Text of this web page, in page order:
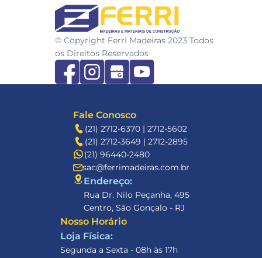
FERRI
© Copyright Ferri Madeiras 2023 Todos
os Direitos Reservados
Fale Conosco
(21) 2712-6370 | 2712-5602
(21) 2712-3649 | 2712-2895
(21) 96440-2480
sac@ferrimadeiras.com.br
Endereço:
Rua Dr. Nilo Peçanha, 495
Centro, São Gonçalo - RJ
Nosso Horário
Loja Física:
Segunda a Sexta - 08h às 17h